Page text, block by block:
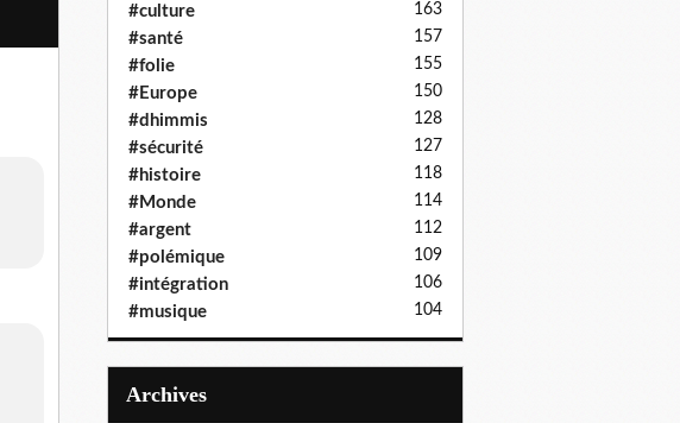
#culture 163
#santé 157
#folie 155
#Europe 150
#dhimmis 128
#sécurité 127
#histoire 118
#Monde 114
#argent 112
#polémique 109
#intégration 106
#musique 104
Archives